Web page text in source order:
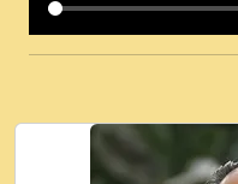
कई पकड क मर
Ki - Krishna
#Ishwar